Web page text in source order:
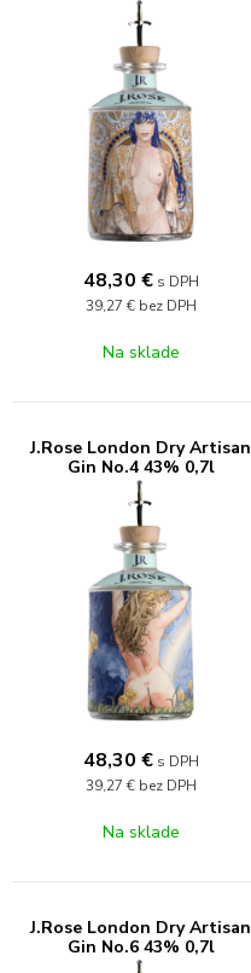
48,30 € s DPH
39,27 € bez DPH
Na sklade
J.Rose London Dry Artisan
Gin No.4 43% 0,7l
48,30 € s DPH
39,27 € bez DPH
Na sklade
J.Rose London Dry Artisan
Gin No.6 43% 0,7l